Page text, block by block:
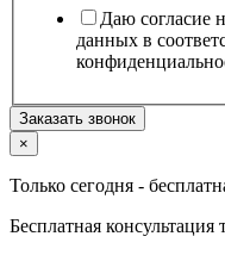
телефон
Даю согласие
данных в
Заказать звонок
×
Только сегодня -
Бесплатная консультация